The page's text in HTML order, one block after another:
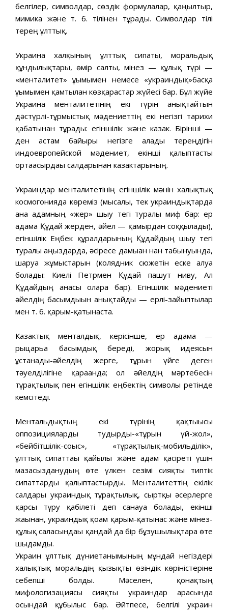
белгілер, символдар, сөздік формулалар, қаңылтыр,
мимика және т. б. тілінен тұрады. Символдар тілі
терең ұлттық.
Украина халқының ұлттық сипаты, моральдық
құндылықтары, өмір салты, мінез — құлық түрі —
«менталитет» ұғымымен немесе «украиндық»басқа
ұғымымен қамтылған көзқарастар жүйесі бар. Бұл жүйе
Украина менталитетінің екі түрін анықтайтын
дәстүрлі-тұрмыстық мәдениеттің екі негізгі тарихи
қабатынан тұрады: егіншілік және казак. Бірінші —
ден астам байырғы негізге алады тереңдігін
индоевропейской мәдениет, екінші қалыптасты
ортағасырдағы салдарынан казактарының.
Украиндар менталитетінің егіншілік мәнін халықтық
космогонияда көреміз (мысалы, тек украиндықтарда
ғана адамның «жер» шығу тегі туралы миф бар: ер
адамға Құдай жерден, әйел — қамырдан соққылады),
егіншілік Еңбек құралдарының Құдайдың шығу тегі
туралы аңыздарда, әсіресе дамыған нан табынуында,
шаруа жұмыстарын (колядник сюжетін еске алуға
болады: Киелі Петрмен Құдай пашут ниву, Ал
Құдайдың анасы оларға бар). Егіншілік мәдениеті
әйелдің басымдығын анықтайды — ерлі-зайыптылар
мен т. б. қарым-қатынаста.
Казактық менталдық, керісінше, ер адамға —
рыцарьға басымдық береді, жорық идеясын
ұстанады-әйелдің жерге, тұрғын үйге деген
тәуелділігіне қарағанда; ол әйелдің мәртебесін
тұрақтылық пен егіншілік еңбектің символы ретінде
кемсітеді.
Ментальдықтың екі түрінің қақтығысы
оппозицияларды тудырды-«тұрғын үй-жол»,
«бейбітшілік-соғыс», «тұрақтылық-мобильділік»,
ұлттық сипаттағы қайғылы және адам қасіреті үшін
мазасызданудың өте үлкен сезімі сияқты типтік
сипаттарды қалыптастырды. Менталитеттің екілік
салдары украиндық тұрақтылық, сыртқы әсерлерге
қарсы тұру қабілеті деп санауға болады, екінші
жағынан, украиндық қоғам қарым-қатынас және мінез-
құлық саласындағы қандай да бір бұзушылықтарға өте
шыдамды.
Украин ұлттық дүниетанымының мұндай негіздері
халықтық моральдің қызықты өзіндік көріністеріне
себепші болды. Мәселен, қонақтың
мифологизациясы сияқты украиндар арасында
осындай құбылыс бар. Әйтпесе, белгілі украин